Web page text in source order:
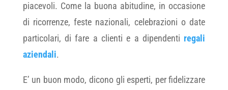
piacevoli. Come la buona abitudine, in occasione
di ricorrenze, feste nazionali, celebrazioni o date
particolari, di fare a clienti e a dipendenti regali
aziendali.
E’ un buon modo, dicono gli esperti, per fidelizzare